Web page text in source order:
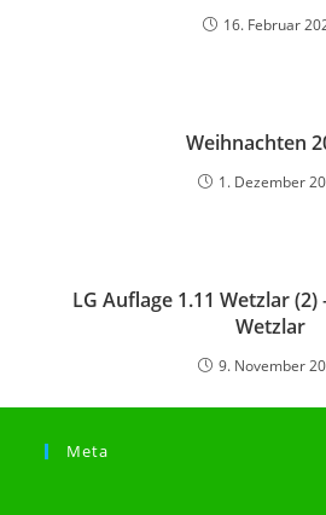
16. Februar
Weihnachten
1. Dezember
LG Auflage 1.11 Wetzlar
Wetzlar
9. November
Meta